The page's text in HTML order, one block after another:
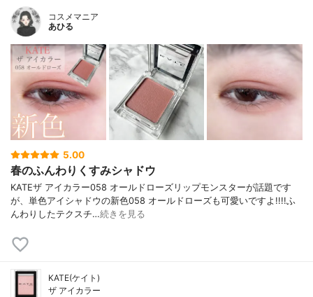
コスメマニア
あひる
5.00
春のふんわりくすみシャドウ
KATEザ アイカラー058 オールドローズリップモンスターが話題です
が、単色アイシャドウの新色058 オールドローズも可愛いですよ!!!!ふ
んわりしたテクスチ…続きを見る
KATE(ケイト)
ザ アイカラー